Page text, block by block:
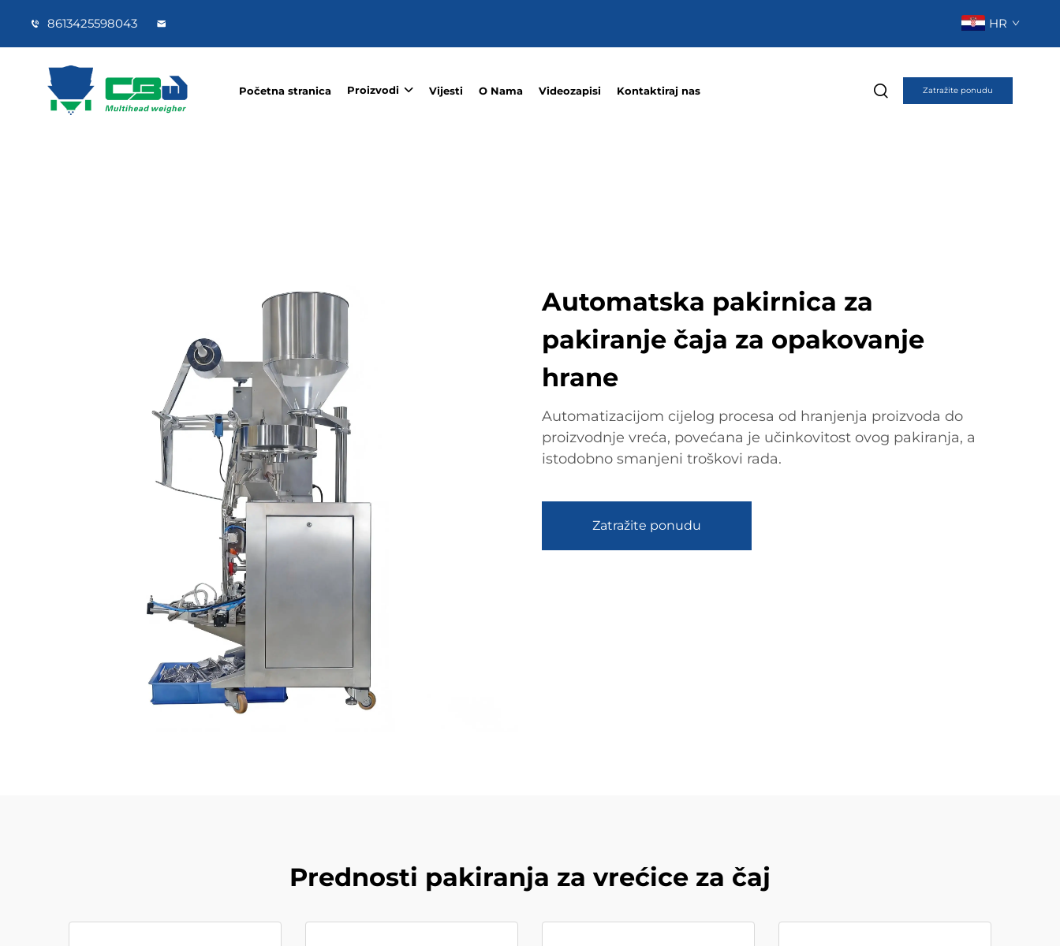
8613425598043 HR
Početna stranica Proizvodi Vijesti O Nama Videozapisi Kontaktiraj nas Zatražite ponudu
Automatska pakirnica za
pakiranje čaja za opakovanje
hrane
Automatizacijom cijelog procesa od hranjenja proizvoda do
proizvodnje vreća, povećana je učinkovitost ovog pakiranja, a
istodobno smanjeni troškovi rada.
Zatražite ponudu
Prednosti pakiranja za vrećice za čaj